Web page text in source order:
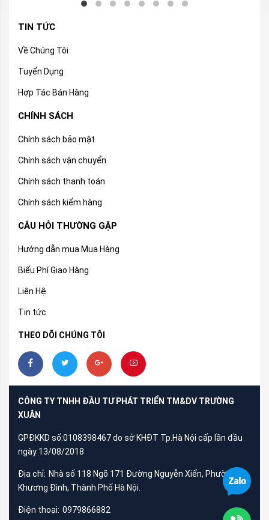
TIN TỨC
Về Chúng Tôi
Tuyển Dụng
Hợp Tác Bán Hàng
CHÍNH SÁCH
Chính sách bảo mật
Chính sách vận chuyển
Chính sách thanh toán
Chính sách kiểm hàng
CÂU HỎI THƯỜNG GẶP
Hướng dẫn mua Mua Hàng
Biểu Phí Giao Hàng
Liên Hệ
Tin tức
THEO DÕI CHÚNG TÔI
CÔNG TY TNHH ĐẦU TƯ PHÁT TRIỂN TM&DV TRƯỜNG
XUÂN
GPĐKKD số:0108398467 do sở KHĐT Tp.Hà Nội cấp lần đầu
ngày 13/08/2018
Địa chỉ: Nhà số 118 Ngõ 171 Đường Nguyễn Xiển, Phường
Khương Đình, Thành Phố Hà Nội.
Điện thoại: 0979866882